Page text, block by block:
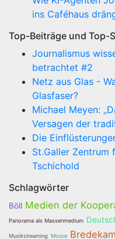
ins Caféhaus
Top-Beiträge und Top-
Journalismus
betrachtet #2
Netz aus Glas -
Glasfaser?
Michael Meyen:
Versagen der
Die
St.Galler Zentrum
Tschichold
Schlagwörter
Böll Medien der
Panorama als Massenmedium
Musikstreaming Moore